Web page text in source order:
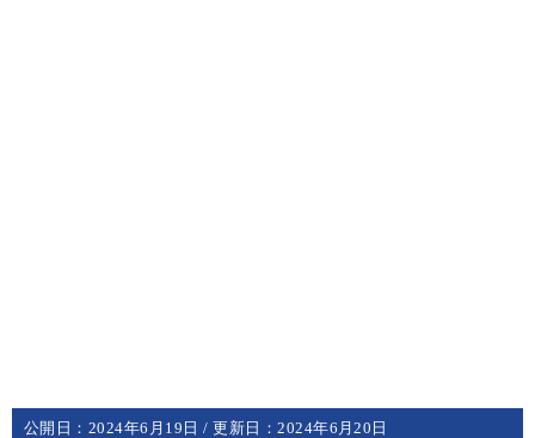
公開日： 2024年6月19日 / 更新日：2024年6月20日